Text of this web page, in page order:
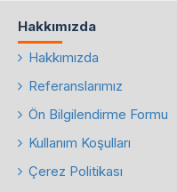
Hakkımızda
Hakkımızda
Referanslarımız
Ön Bilgilendirme Formu
Kullanım Koşulları
Çerez Politikası